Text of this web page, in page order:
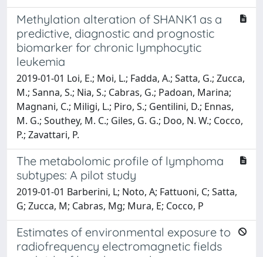
Methylation alteration of SHANK1 as a
predictive, diagnostic and prognostic
biomarker for chronic lymphocytic
leukemia
2019-01-01 Loi, E.; Moi, L.; Fadda, A.; Satta, G.; Zucca,
M.; Sanna, S.; Nia, S.; Cabras, G.; Padoan, Marina;
Magnani, C.; Miligi, L.; Piro, S.; Gentilini, D.; Ennas,
M. G.; Southey, M. C.; Giles, G. G.; Doo, N. W.; Cocco,
P.; Zavattari, P.
The metabolomic profile of lymphoma
subtypes: A pilot study
2019-01-01 Barberini, L; Noto, A; Fattuoni, C; Satta,
G; Zucca, M; Cabras, Mg; Mura, E; Cocco, P
Estimates of environmental exposure to
radiofrequency electromagnetic fields